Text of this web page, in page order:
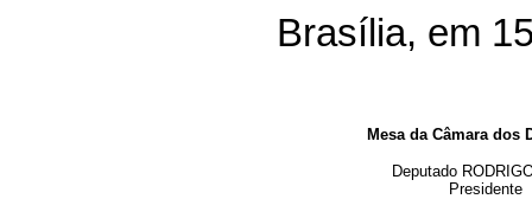
Brasília, em
Mesa da Câmara dos
Deputado
Presidente